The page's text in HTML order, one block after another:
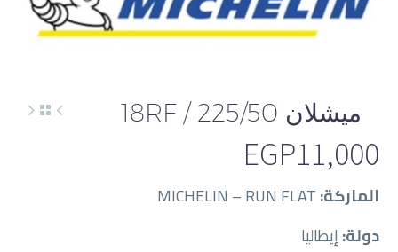
ميشلان 225/50 / 18RF
EGP11,000
الماركة:
دولة:إيطاليا